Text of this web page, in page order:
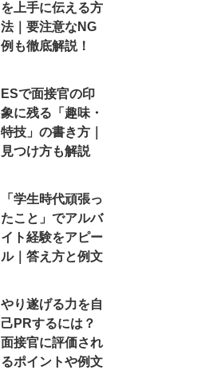
を上手に伝える方
法｜要注意なNG
例も徹底解説！
ESで面接官の印
象に残る「趣味・
特技」の書き方｜
見つけ方も解説
「学生時代頑張っ
たこと」でアルバ
イト経験をアピー
ル｜答え方と例文
やり遂げる力を自
己PRするには？
面接官に評価され
るポイントや例文